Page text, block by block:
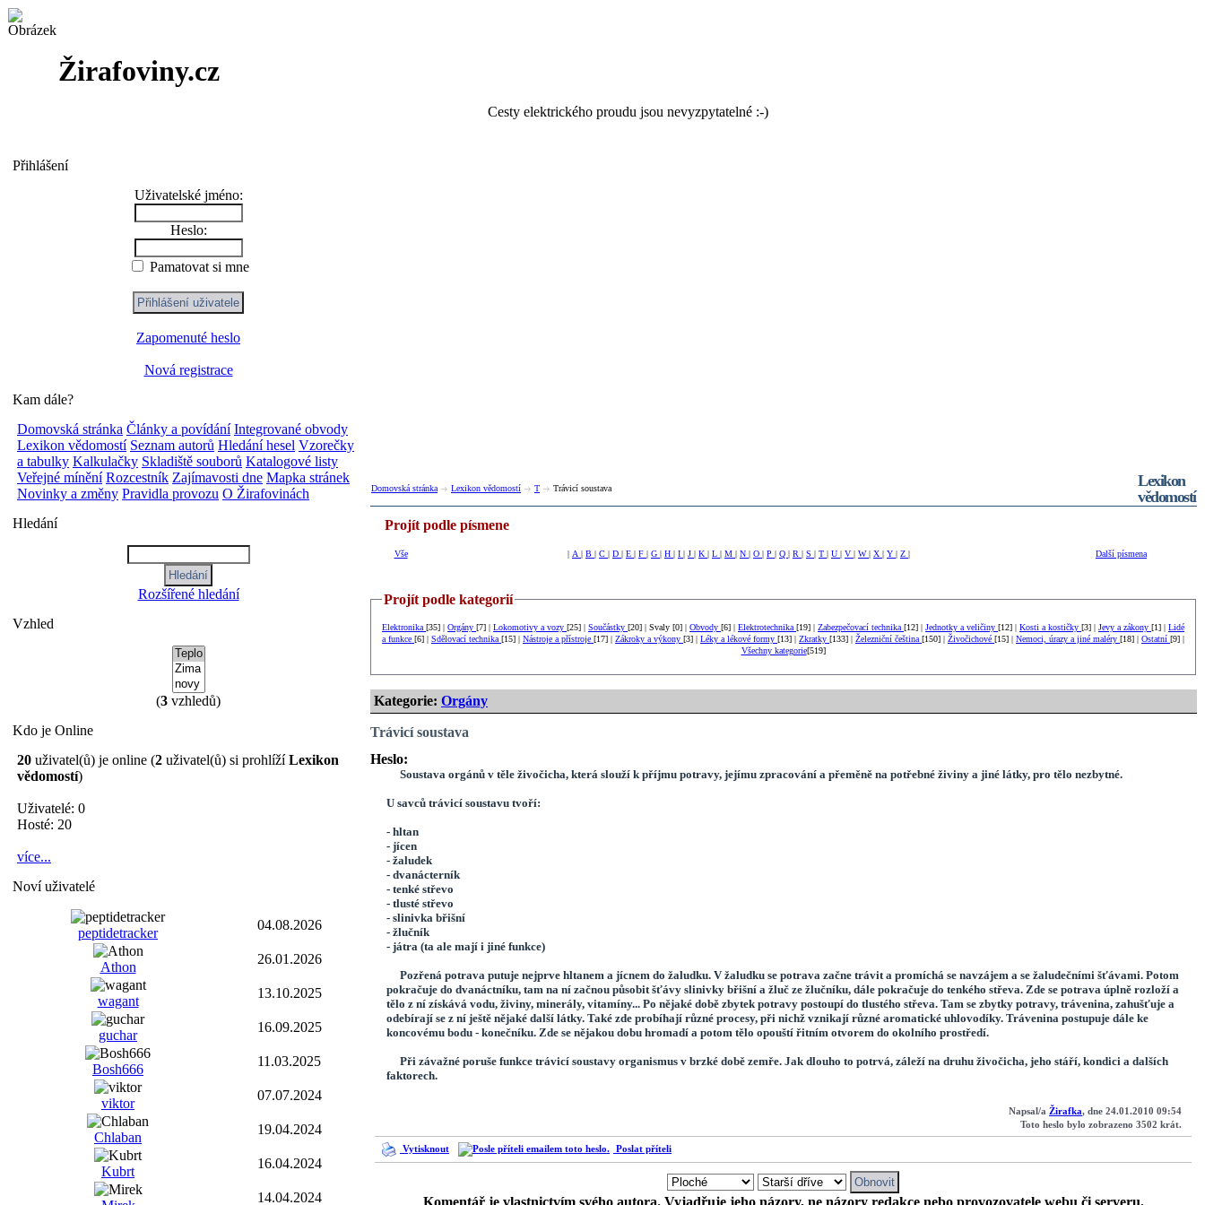
Žirafoviny.cz
Cesty elektrického proudu jsou nevyzpytatelné :-)
Přihlášení
Uživatelské jméno:
Heslo:
Pamatovat si mne
Zapomenuté heslo
Nová registrace
Kam dále?
Domovská stránka Články a povídání Integrované obvody
Lexikon vědomostí Seznam autorů Hledání hesel Vzorečky
a tabulky Kalkulačky Skladiště souborů Katalogové listy
Veřejné mínění Rozcestník Zajímavosti dne Mapka stránek
Novinky a změny Pravidla provozu O Žirafovinách
Hledání
Rozšířené hledání
Vzhled
(3 vzhledů)
Kdo je Online
20 uživatel(ů) je online (2 uživatel(ů) si prohlížíLexikon
vědomostí)
Uživatelé: 0
Hosté: 20
více...
Noví uživatelé
peptidetracker
04.08.2026
Athon
26.01.2026
wagant
13.10.2025
guchar
16.09.2025
Bosh666
11.03.2025
viktor
07.07.2024
Chlaban
19.04.2024
Kubrt
16.04.2024
14.04.2024
Domovská stránka Lexikon vědomostí T Trávicí soustava
Lexikon
vědomostí
Projít podle písmene
Vše | A | B | C | D | E | F | G | H | I | J | K | L | M | N | O | P | Q | R | S | T | U | V | W| X | Y | Z | Další písmena
Projít podle kategorií
Elektronika[35] |Orgány[7] |Lokomotivy a vozy[25] |Součástky [20] | Svaly [0] |Obvody[6] |Elektrotechnika[19] |Zabezpečovací technika[12] |Jednotky a veličiny[12] |Kosti a kostičky[3] |Jevy a zákony[1] |Lidé
a funkce[6] |Sdělovací technika[15] |Nástroje a přístroje[17] |Zákroky a výkony[3] |Léky a lékové formy[13] |Zkratky[133] |Železniční čeština[150] |Živočichové[15] |Nemoci, úrazy a jiné maléry[18] |Ostatní[9] |
Všechny kategorie[519]
Kategorie: Orgány
Trávicí soustava
Heslo:
Soustava orgánů v těle živočicha, která slouží k příjmu potravy, jejímu zpracování a přeměně na potřebné živiny a jiné látky, pro tělo nezbytné.
U savců trávicí soustavu tvoří:
- hltan
- jícen
- žaludek
- dvanácterník
- tenké střevo
- tlusté střevo
- slinivka břišní
- žlučník
- játra (ta ale mají i jiné funkce)
Pozřená potrava putuje nejprve hltanem a jícnem do žaludku. V žaludku se potrava začne trávit a promíchá se navzájem a se žaludečními šťávami. Potom
pokračuje do dvanáctníku, tam na ní začnou působit šťávy slinivky břišní a žluč ze žlučníku, dále pokračuje do tenkého střeva. Zde se potrava úplně rozloží a
tělo z ní získává vodu, živiny, minerály, vitamíny... Po nějaké době zbytek potravy postoupí do tlustého střeva. Tam se zbytky potravy, trávenina, zahušťuje a
odebírají se z ní ještě nějaké další látky. Také zde probíhají různé procesy, při nichž vznikají různé aromatické uhlovodíky. Trávenina postupuje dále ke
koncovému bodu - konečníku. Zde se nějakou dobu hromadí a potom tělo opouští řitním otvorem do okolního prostředí.
Při závažné poruše funkce trávicí soustavy organismus v brzké době zemře. Jak dlouho to potrvá, záleží na druhu živočicha, jeho stáří, kondici a dalších
faktorech.
Napsal/aŽirafka, dne 24.01.2010 09:54
Toto heslo bylo zobrazeno 3502 krát.
Vytisknout Poslat příteli